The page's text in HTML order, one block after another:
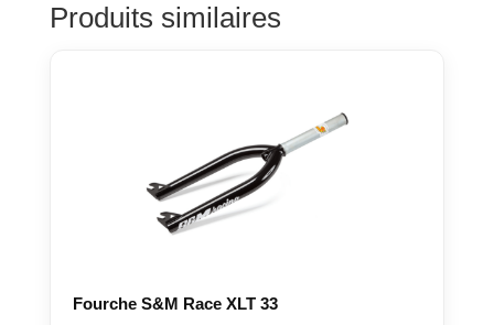
Produits similaires
Fourche S&M Race XLT 33